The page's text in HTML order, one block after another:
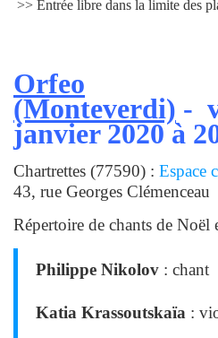
>> Entrée libre dans la limite des
Orfeo
(Monteverdi) -
janvier 2020 à
Chartrettes (77590) : Espace
43, rue Georges Clémenceau
Répertoire de chants de Noël
Philippe Nikolov : chant
Katia Krassoutskaïa :